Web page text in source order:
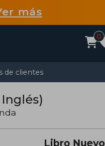
más
0
de clientes
Libro Nuevo